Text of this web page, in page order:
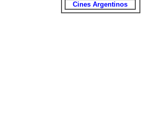
Cines Argentinos